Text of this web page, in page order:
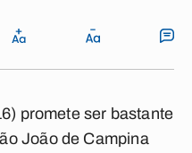
promete ser bastante
João de Campina